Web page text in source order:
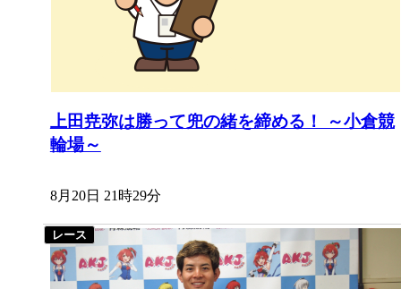
上田尭弥は勝って兜の緒を締める！ ～小倉競
輪場～
8月20日 21時29分